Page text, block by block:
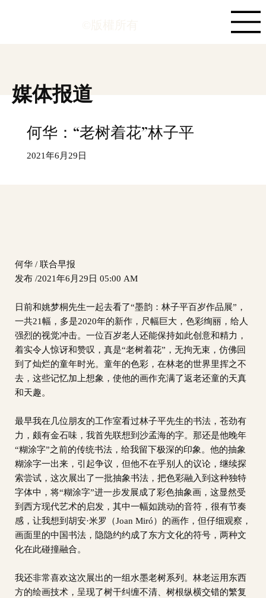
何华：“老树着花”林子平
2021年6月29日
媒体报道
何华 / 联合早报
发布 /2021年6月29日 05:00 AM
日前和姚梦桐先生一起去看了“墨韵：林子平百岁作品展”，
一共21幅，多是2020年的新作，尺幅巨大，色彩绚丽，给人
强烈的视觉冲击。一位百岁老人还能保持如此创意和精力，
着实令人惊讶和赞叹，真是“老树着花”，无拘无束，仿佛回
到了灿烂的童年时光。童年的色彩，在林老的世界里挥之不
去，这些记忆加上想象，使他的画作充满了返老还童的天真
和天趣。
最早我在几位朋友的工作室看过林子平先生的书法，苍劲有
力，颇有金石味，我首先联想到沙孟海的字。那还是他晚年
“糊涂字”之前的传统书法，给我留下极深的印象。他的抽象
糊涂字一出来，引起争议，但他不在乎别人的议论，继续探
索尝试，这次展出了一批抽象书法，把色彩融入到这种独特
字体中，将“糊涂字”进一步发展成了彩色抽象画，这显然受
到西方现代艺术的启发，其中一幅如跳动的音符，很有节奏
感，让我想到胡安·米罗（Joan Miró）的画作，但仔细观察，
画面里的中国书法，隐隐约约成了东方文化的符号，两种文
化在此碰撞融合。
我还非常喜欢这次展出的一组水墨老树系列。林老运用东西
方的绘画技术，呈现了树干纠缠不清、树根纵横交错的繁复